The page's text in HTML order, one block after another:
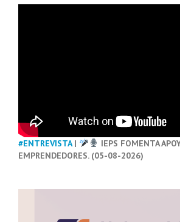
#ENTREVISTA|
IEPS FOMENTA
EMPRENDEDORES. (05-08-2026)